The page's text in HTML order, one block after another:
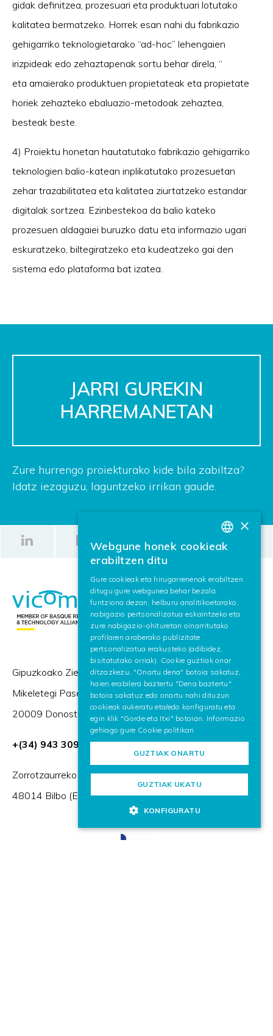
gidak definitzea, prozesuari eta produktuari lotutako
kalitatea bermatzeko. Horrek esan nahi du fabrikazio
gehigarriko teknologietarako “ad-hoc” lehengaien
irizpideak edo zehaztapenak sortu behar direla, “
eta amaierako produktuen propietateak eta propietate
horiek zehazteko ebaluazio-metodoak zehaztea,
besteak beste.
4) Proiektu honetan hautatutako fabrikazio gehigarriko
teknologien balio-katean inplikatutako prozesuetan
zehar trazabilitatea eta kalitatea ziurtatzeko estandar
digitalak sortzea. Ezinbestekoa da balio kateko
prozesuen aldagaiei buruzko datu eta informazio ugari
eskuratzeko, biltegiratzeko eta kudeatzeko gai den
sistema edo plataforma bat izatea.
JARRI GUREKIN
HARREMANETAN
Zure hurrengo proiekturako kide bila zabiltza?
Idatz iezaguzu, laguntzeko irrikan gaude.
Gipuzkoako Zientzia eta Teknologia Parkea,
Mikeletegi Pasealekua 57,
20009 Donostia / San Sebastián (Espainia)
+(34) 943 309 230
Zorrotzaurreko Erribera 2, Deusto,
48014 Bilbo (Espainia)
BASQUE
×
Webgune honek cookieak
erabiltzen ditu
Gure cookieak eta hirugarrenenak erabiltzen
ditugu gure webgunea behar bezala
funtziona dezan, helburu analitikoetarako,
nabigazio pertsonalizatua eskaintzeko eta
zure nabigazio-ohituretan oinarritutako
profilaren araberako publizitate
pertsonalizatua erakusteko (adibidez,
bisitatutako orriak). Cookie guztiak onar
ditzazkezu, "Onartu dena" botoia sakatuz,
haien erabilera baztertu "Dena baztertu"
botoia sakatuz edo onartu nahi dituzun
cookieak aukeratu eta/edo konfiguratu eta
egin klik "Gorde eta Itxi" botoian. Informazio
gehiago gure Cookie politikan
GUZTIAK ONARTU
GUZTIAK UKATU
KONFIGURATU